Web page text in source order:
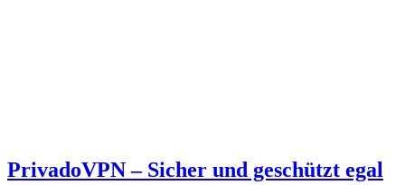
PrivadoVPN – Sicher und geschützt egal